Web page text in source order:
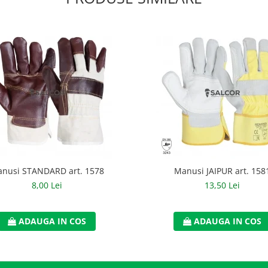
STANDARD art. 1578
8,00 Lei
ADAUGA IN COS
Manusi JAIPUR art.
13,50 Lei
ADAUGA IN COS